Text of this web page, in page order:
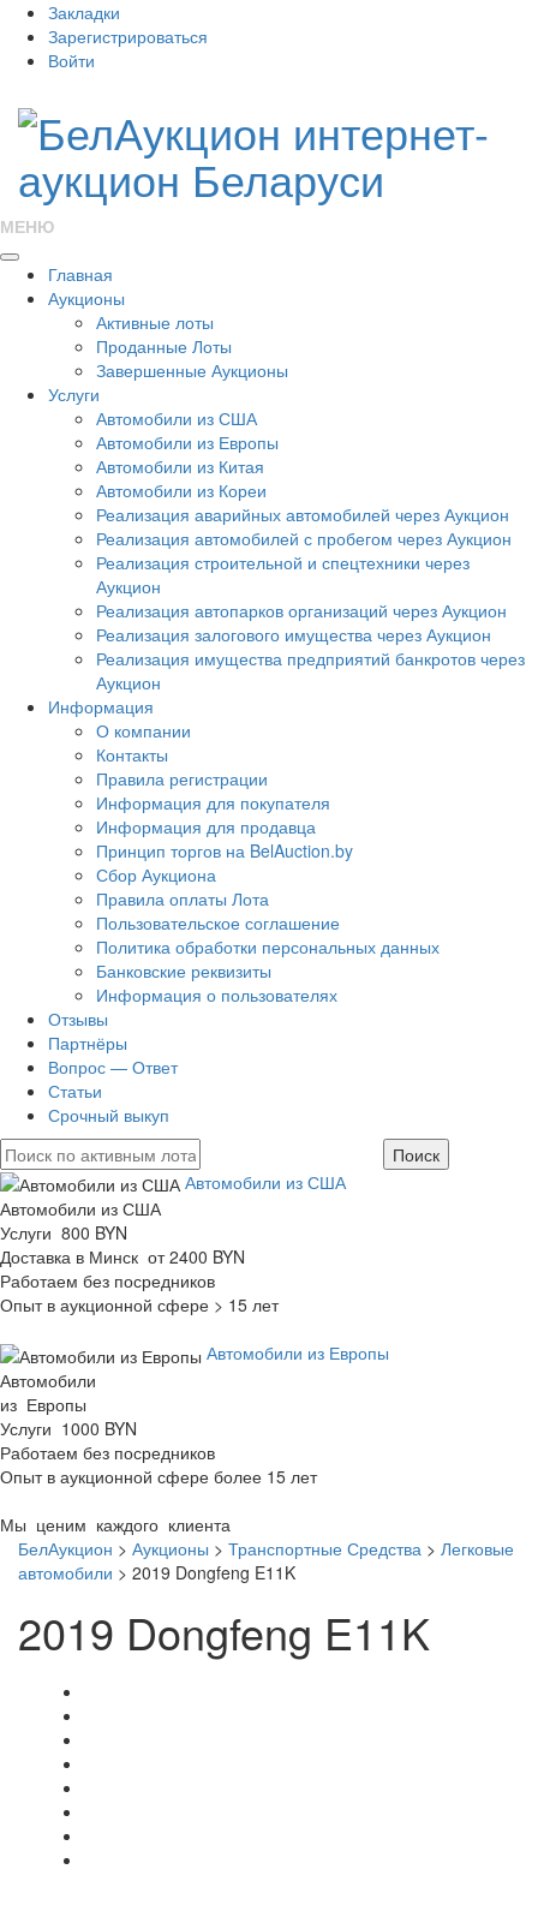
Закладки
Зарегистрироваться
Войти
МЕНЮ
Главная
Аукционы
Активные лоты
Проданные Лоты
Завершенные Аукционы
Услуги
Автомобили из США
Автомобили из Европы
Автомобили из Китая
Автомобили из Кореи
Реализация аварийных автомобилей через Аукцион
Реализация автомобилей с пробегом через Аукцион
Реализация строительной и спецтехники через
Аукцион
Реализация автопарков организаций через Аукцион
Реализация залогового имущества через Аукцион
Реализация имущества предприятий банкротов через
Аукцион
Информация
О компании
Контакты
Правила регистрации
Информация для покупателя
Информация для продавца
Принцип торгов на BelAuction.by
Сбор Аукциона
Правила оплаты Лота
Пользовательское соглашение
Политика обработки персональных данных
Банковские реквизиты
Информация о пользователях
Отзывы
Партнёры
Вопрос — Ответ
Статьи
Срочный выкуп
Автомобили из США
Автомобили из США
Услуги 800 BYN
Доставка в Минск от 2400 BYN
Работаем без посредников
Опыт в аукционной сфере > 15 лет
Автомобили из Европы
Автомобили
из Европы
Услуги 1000 BYN
Работаем без посредников
Опыт в аукционной сфере более 15 лет
Мы ценим каждого клиента
БелАукцион > Аукционы > Транспортные Средства > Легковые
автомобили > 2019 Dongfeng E11K
2019 Dongfeng E11K